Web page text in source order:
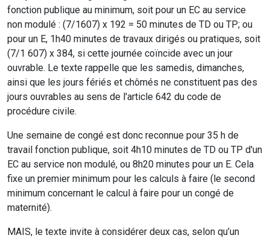
fonction publique au minimum, soit pour un EC au service
non modulé : (7/1607) x 192 = 50 minutes de TD ou TP; ou
pour un E, 1h40 minutes de travaux dirigés ou pratiques, soit
(7/1 607) x 384, si cette journée coïncide avec un jour
ouvrable. Le texte rappelle que les samedis, dimanches,
ainsi que les jours fériés et chômés ne constituent pas des
jours ouvrables au sens de l'article 642 du code de
procédure civile.
Une semaine de congé est donc reconnue pour 35 h de
travail fonction publique, soit 4h10 minutes de TD ou TP d'un
EC au service non modulé, ou 8h20 minutes pour un E. Cela
fixe un premier minimum pour les calculs à faire (le second
minimum concernant le calcul à faire pour un congé de
maternité).
MAIS, le texte invite à considérer deux cas, selon qu’un